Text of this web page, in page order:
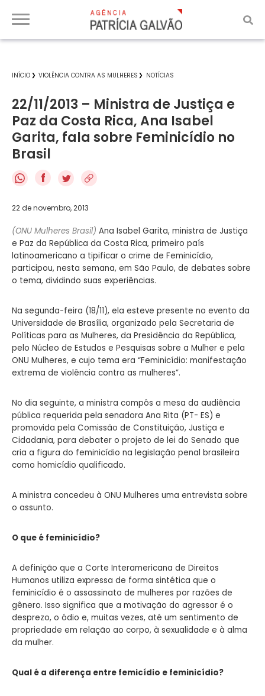
INÍCIO VIOLÊNCIA CONTRA AS MULHERES NOTÍCIAS
22/11/2013 – Ministra de Justiça e
Paz da Costa Rica, Ana Isabel
Garita, fala sobre Feminicídio no
Brasil
f
22 de novembro, 2013
(ONU Mulheres Brasil) Ana Isabel Garita, ministra de Justiça
e Paz da República da Costa Rica, primeiro país
latinoamericano a tipificar o crime de Feminicídio,
participou, nesta semana, em São Paulo, de debates sobre
o tema, dividindo suas experiências.
Na segunda-feira (18/11), ela esteve presente no evento da
Universidade de Brasília, organizado pela Secretaria de
Políticas para as Mulheres, da Presidência da República,
pelo Núcleo de Estudos e Pesquisas sobre a Mulher e pela
ONU Mulheres, e cujo tema era “Feminicídio: manifestação
extrema de violência contra as mulheres”.
No dia seguinte, a ministra compôs a mesa da audiência
pública requerida pela senadora Ana Rita (PT- ES) e
promovida pela Comissão de Constituição, Justiça e
Cidadania, para debater o projeto de lei do Senado que
cria a figura do feminicídio na legislação penal brasileira
como homicídio qualificado.
A ministra concedeu à ONU Mulheres uma entrevista sobre
o assunto.
O que é feminicídio?
A definição que a Corte Interamericana de Direitos
Humanos utiliza expressa de forma sintética que o
feminicídio é o assassinato de mulheres por razões de
gênero. Isso significa que a motivação do agressor é o
desprezo, o ódio e, muitas vezes, até um sentimento de
propriedade em relação ao corpo, à sexualidade e à alma
da mulher.
Qual é a diferença entre femicídio e feminicídio?